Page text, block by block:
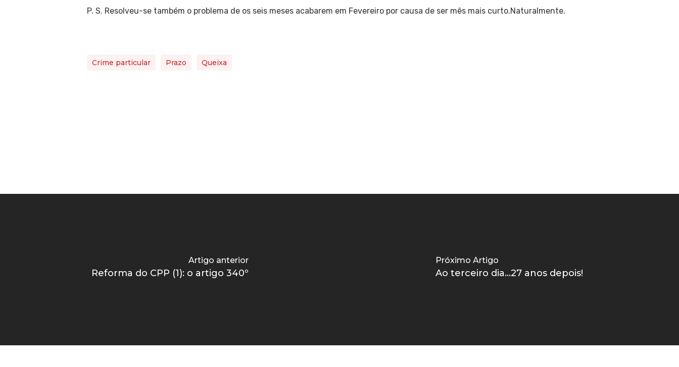
P. S. Resolveu-se também o problema de os seis meses acabarem em Fevereiro por causa de ser mês mais curto.Naturalmente.
Crime particular Prazo Queixa
Artigo anterior
Reforma do CPP (1): o artigo 340º
Próximo Artigo
Ao terceiro dia...27 anos depois!